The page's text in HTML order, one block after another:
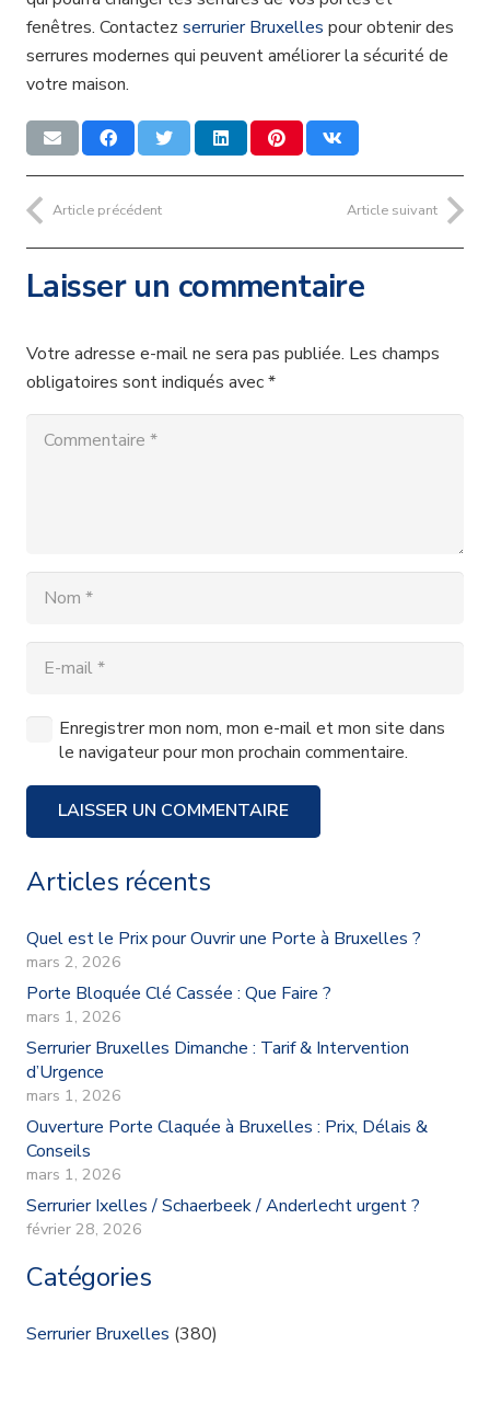
fenêtres. Contactez serrurier Bruxelles pour obtenir des
serrures modernes qui peuvent améliorer la sécurité de
votre maison.
Article précédent Article suivant
Laisser un commentaire
Votre adresse e-mail ne sera pas publiée. Les champs
obligatoires sont indiqués avec*
Enregistrer mon nom, mon e-mail et mon site dans
le navigateur pour mon prochain commentaire.
LAISSER UN COMMENTAIRE
Articles récents
Quel est le Prix pour Ouvrir une Porte à Bruxelles ?
mars 2, 2026
Porte Bloquée Clé Cassée : Que Faire ?
mars 1, 2026
Serrurier Bruxelles Dimanche : Tarif & Intervention
d’Urgence
mars 1, 2026
Ouverture Porte Claquée à Bruxelles : Prix, Délais &
Conseils
mars 1, 2026
Serrurier Ixelles / Schaerbeek / Anderlecht urgent ?
février 28, 2026
Catégories
Serrurier Bruxelles (380)